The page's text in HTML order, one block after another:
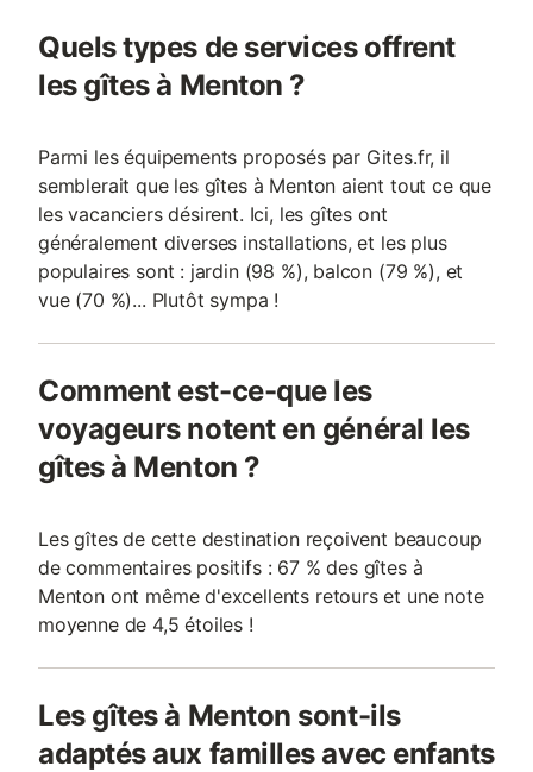
Quels types de services offrent
les gîtes à Menton ?
Parmi les équipements proposés par Gites.fr, il
semblerait que les gîtes à Menton aient tout ce que
les vacanciers désirent. Ici, les gîtes ont
généralement diverses installations, et les plus
populaires sont : jardin (98 %), balcon (79 %), et
vue (70 %)... Plutôt sympa !
Comment est-ce-que les
voyageurs notent en général les
gîtes à Menton ?
Les gîtes de cette destination reçoivent beaucoup
de commentaires positifs : 67 % des gîtes à
Menton ont même d'excellents retours et une note
moyenne de 4,5 étoiles !
Les gîtes à Menton sont-ils
adaptés aux familles avec enfants